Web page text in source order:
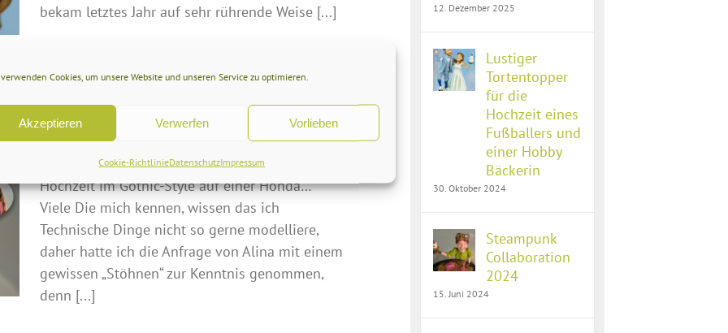
Cookies, um unsere Website und unseren Service zu optimieren.
Akzeptieren Verwerfen Vorlieben
Cookie-RichtlinieDatenschutzImpressum
bekam letztes Jahr auf sehr rührende Weise [...]
Hochzeit im Gothic Style auf einer Honda
Hochzeit im Gothic-Style auf einer Honda…
Viele Die mich kennen, wissen das ich
Technische Dinge nicht so gerne modelliere,
daher hatte ich die Anfrage von Alina mit einem
gewissen „Stöhnen“ zur Kenntnis genommen,
denn [...]
12. Dezember 2025
Lustiger
Tortentopper
für die
Hochzeit eines
Fußballers und
einer Hobby
Bäckerin
30. Oktober 2024
Steampunk
Collaboration
2024
15. Juni 2024